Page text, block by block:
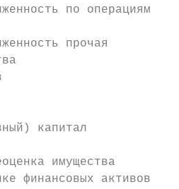
по операциям
капитал
финансовых активов,